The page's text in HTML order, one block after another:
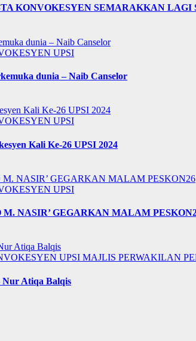
KONVOKESYEN SEMARAKKAN
UPSI
dunia – Naib Canselor
UPSI
Kali Ke-26 UPSI 2024
UPSI
NASIR’ GEGARKAN MALAM
UPSI MAJLIS PERWAKILAN
Nur Atiqa Balqis